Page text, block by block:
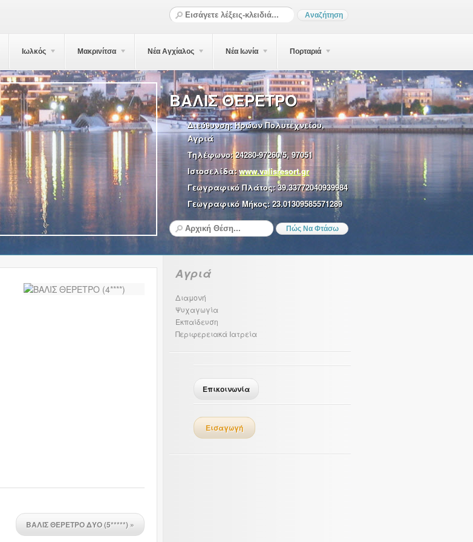
Ιωλκός Μακρινίτσα Νέα Αγχίαλος Νέα Ιωνία Πορταριά
ΒΑΛΙΣ ΘΕΡΕΤΡΟ
Διεύθυνση:Ηρώων Πολυτεχνείου,
Αγριά
Τηλέφωνο:24280-97260/5, 97051
Ιστοσελίδα: www.valisresort.gr
Γεωγραφικό Πλάτος:39.33772040939984
Γεωγραφικό Μήκος:23.01309585571289
ΒΑΛΙΣ ΘΕΡΕΤΡΟ ΔΥΟ (5*****) »
Αγριά
Διαμονή
Ψυχαγωγία
Εκπαίδευση
Περιφερειακά Ιατρεία
Επικοινωνία
Εισαγωγή